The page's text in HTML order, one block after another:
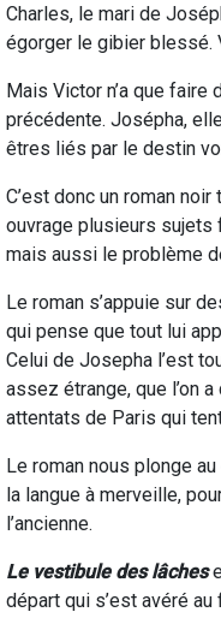
Charles, le mari de
égorger le gibier blessé.
Mais Victor n’a que
précédente. Josépha,
êtres liés par le destin
C’est donc un roman
ouvrage plusieurs
mais aussi le problème
Le roman s’appuie sur
qui pense que tout lui
Celui de Josepha l’est
assez étrange, que l’on
attentats de Paris qui
Le roman nous plonge
la langue à merveille,
l’ancienne.
Le vestibule des lâches
départ qui s’est avéré